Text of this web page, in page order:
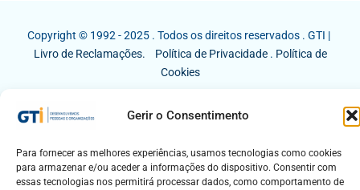
Gerir o Consentimento
Para fornecer as melhores experiências, usamos tecnologias como cookies
para armazenar e/ou aceder a informações do dispositivo. Consentir com
essas tecnologias nos permitirá processar dados, como comportamento de
Copyright © 1992 - 2025 . Todos os direitos reservados . GTI |
Livro de Reclamações.
Política de Privacidade. Política de
Cookies